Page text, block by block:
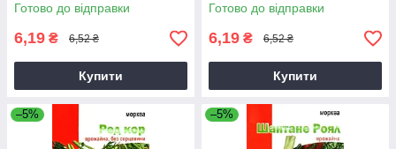
Готово до відправки
6,19 ₴ 6,52 ₴
Купити
Готово до відправки
6,19 ₴ 6,52 ₴
Купити
–5% –5%